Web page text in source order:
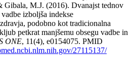
M.J. (2016). Dvanajst tednov
izboljša indekse
podobno kot tradicionalna
petkrat manjšemu obsegu vadbe in
ONE, 11(4), e0154075. PMID
27115137/